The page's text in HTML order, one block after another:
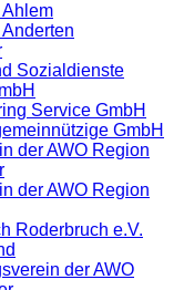
Sozialdienste
Service GmbH
GmbH
der AWO Region
der AWO Region
Roderbruch e.V.
der AWO